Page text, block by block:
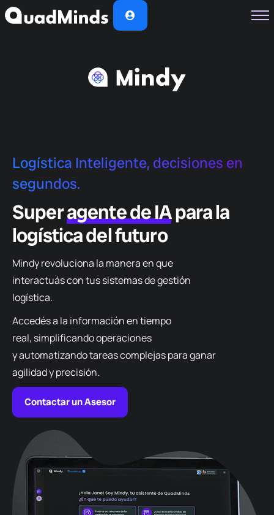
Casos de Éxito
Logística Inteligente, decisiones en
segundos.
Superagente de IApara la
logística del futuro
Mindy revoluciona la manera en que
interactuás con tus sistemas de gestión
logística.
Accedés a la información en tiempo
real, simplificando operaciones
y automatizando tareas complejas para ganar
agilidad y precisión.
Contactar un Asesor